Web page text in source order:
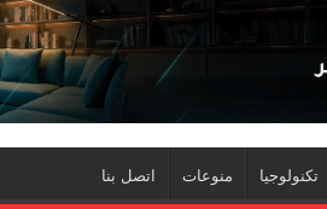
تكنولوجيا منوعات اتصل بنا